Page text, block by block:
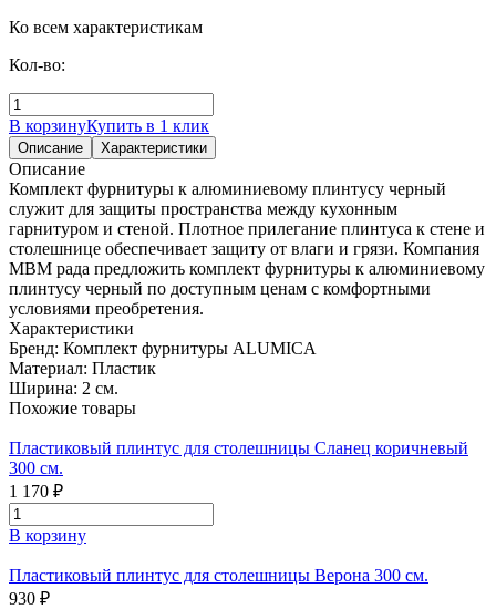
Ко всем характеристикам
Кол-во:
В корзинуКупить в 1 клик
Описание Характеристики
Описание
Комплект фурнитуры к алюминиевому плинтусу черный
служит для защиты пространства между кухонным
гарнитуром и стеной. Плотное прилегание плинтуса к стене и
столешнице обеспечивает защиту от влаги и грязи. Компания
МВМ рада предложить комплект фурнитуры к алюминиевому
плинтусу черный по доступным ценам с комфортными
условиями преобретения.
Характеристики
Бренд: Комплект фурнитуры ALUMICA
Материал: Пластик
Ширина: 2 см.
Похожие товары
Пластиковый плинтус для столешницы Сланец коричневый
300 см.
1 170 ₽
В корзину
Пластиковый плинтус для столешницы Верона 300 см.
930 ₽